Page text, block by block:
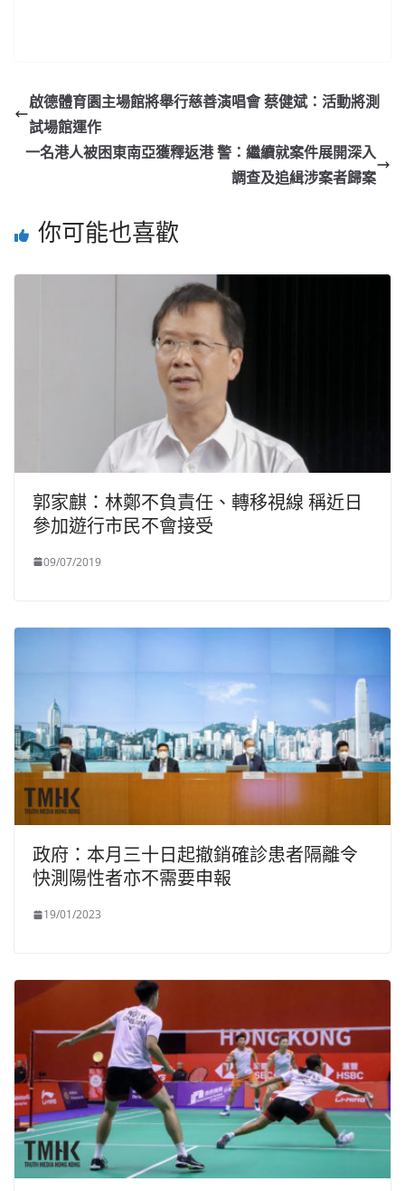
啟德體育園主場館將舉行慈善演唱會 蔡健斌：活動將測
試場館運作
一名港人被困東南亞獲釋返港 警：繼續就案件展開深入
調查及追緝涉案者歸案
你可能也喜歡
郭家麒：林鄭不負責任、轉移視線 稱近日
參加遊行市民不會接受
09/07/2019
政府：本月三十日起撤銷確診患者隔離令
快測陽性者亦不需要申報
19/01/2023